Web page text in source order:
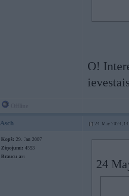
O!
Asch 24. May 2024,
Kopš: 29. Jan 2007
Ziņojumi: 4553
Braucu ar:
24